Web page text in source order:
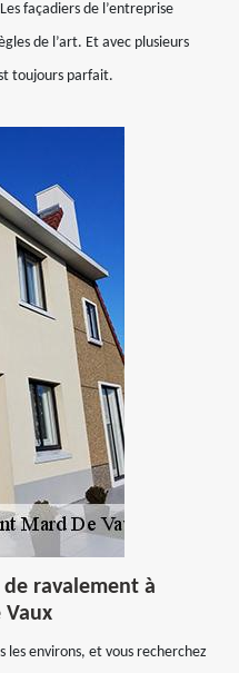
façadiers de l’entreprise
de l’art. Et avec plusieurs
toujours parfait.
ravalement à
Vaux
les environs, et vous recherchez